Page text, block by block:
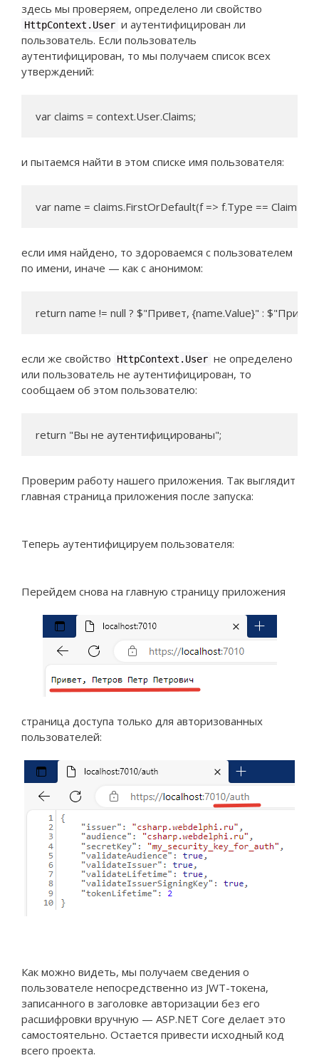
здесь мы проверяем, определено ли свойство
HttpContext.User и аутентифицирован ли
пользователь. Если пользователь
аутентифицирован, то мы получаем список всех
утверждений:
var claims = context.User.Claims;
и пытаемся найти в этом списке имя пользователя:
var name = claims.FirstOrDefault(f => f.Type ==
если имя найдено, то здороваемся с пользователем
по имени, иначе — как с анонимом:
return name != null ? $"Привет, {name.Value}" :
если же свойство HttpContext.User не определено
или пользователь не аутентифицирован, то
сообщаем об этом пользователю:
return "Вы не аутентифицированы";
Проверим работу нашего приложения. Так выглядит
главная страница приложения после запуска:
Теперь аутентифицируем пользователя:
Перейдем снова на главную страницу приложения
страница доступа только для авторизованных
пользователей:
Как можно видеть, мы получаем сведения о
пользователе непосредственно из JWT-токена,
записанного в заголовке авторизации без его
расшифровки вручную — ASP.NET Core делает это
самостоятельно. Остается привести исходный код
всего проекта.